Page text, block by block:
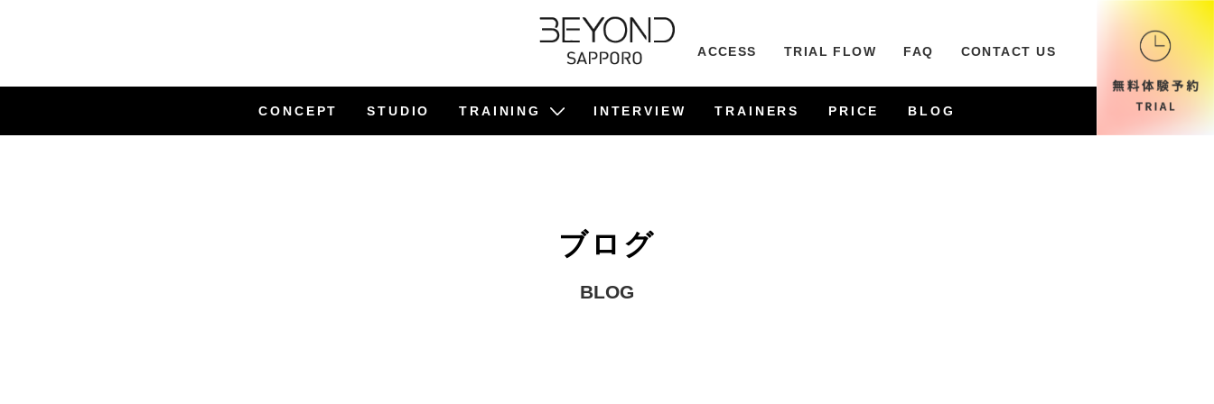
ACCESS TRIAL FLOW FAQ CONTACT US
CONCEPT STUDIO TRAINING INTERVIEW TRAINERS PRICE BLOG
ブログ
BLOG